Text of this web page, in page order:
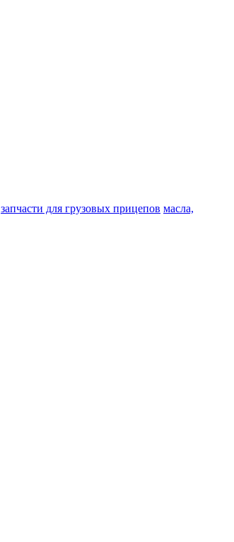
запчасти для грузовых прицепов масла,